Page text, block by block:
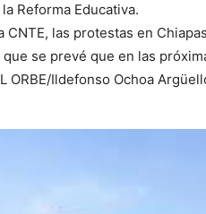
Reforma Educativa.
CNTE, las protestas en
se prevé que en las
ORBE/Ildefonso Ochoa